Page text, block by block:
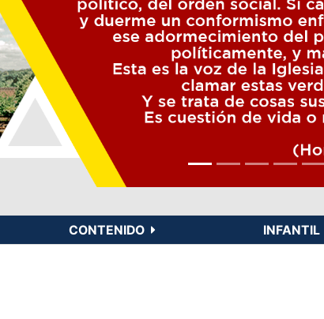
CONTENIDO INFANTIL